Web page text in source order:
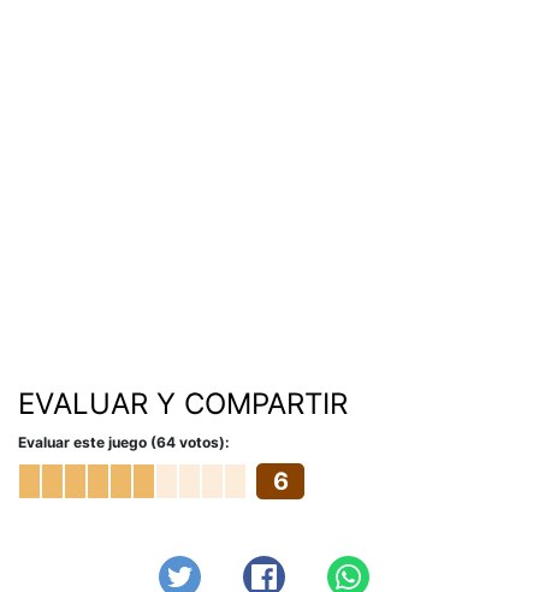
EVALUAR Y COMPARTIR
Evaluar este juego (64 votos):
6